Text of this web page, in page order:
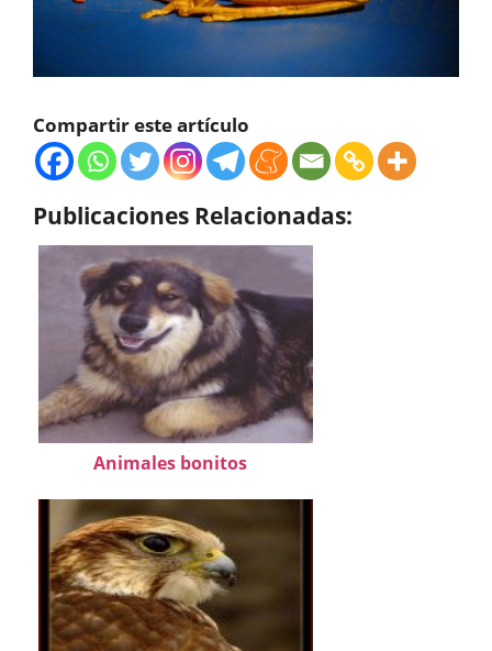
Compartir este artículo
Publicaciones Relacionadas:
Animales bonitos